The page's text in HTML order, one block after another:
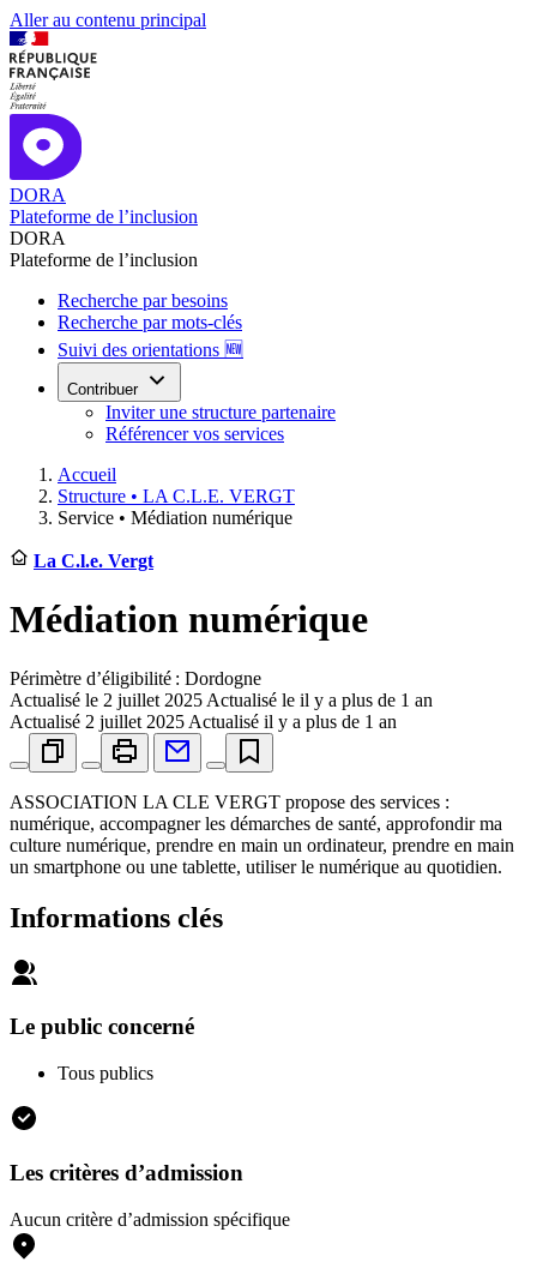
Aller au contenu principal
DORA
Plateforme de l’inclusion
DORA
Plateforme de l’inclusion
Recherche par besoins
Recherche par mots-clés
Suivi des orientations 🆕
Contribuer
Inviter une structure partenaire
Référencer vos services
Accueil
Structure • LA C.L.E. VERGT
Service • Médiation numérique
La C.l.e. Vergt
Médiation numérique
Périmètre d’éligibilité : Dordogne
Actualisé le 2 juillet 2025 Actualisé le il y a plus de 1 an
Actualisé 2 juillet 2025 Actualisé il y a plus de 1 an
ASSOCIATION LA CLE VERGT propose des services :
numérique, accompagner les démarches de santé, approfondir ma
culture numérique, prendre en main un ordinateur, prendre en main
un smartphone ou une tablette, utiliser le numérique au quotidien.
Informations clés
Le public concerné
Tous publics
Les critères d’admission
Aucun critère d’admission spécifique